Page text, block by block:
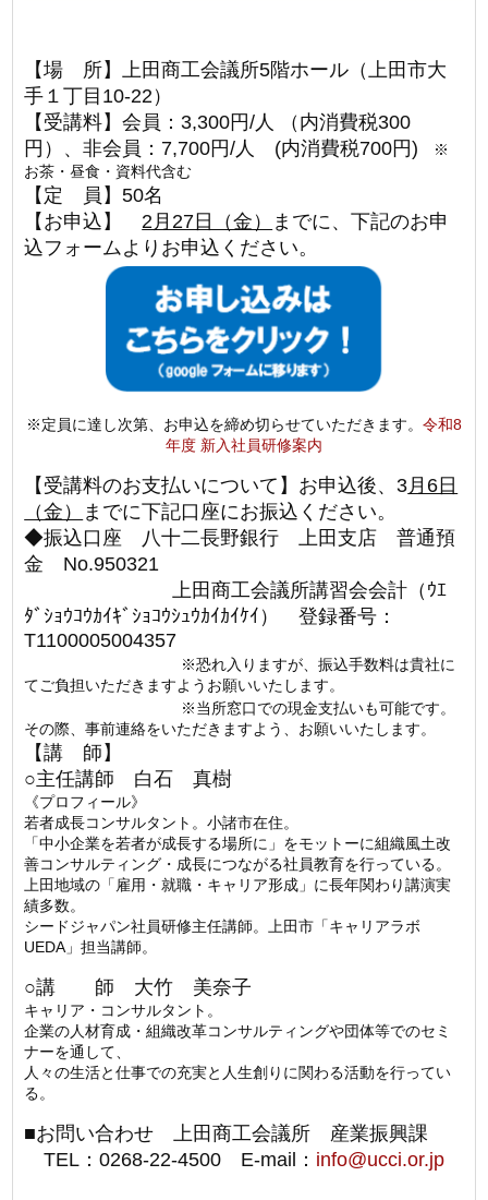
【場 所】上田商工会議所5階ホール（上田市大
手１丁目10-22）
【受講料】会員：3,300円/人 （内消費税300
円）、非会員：7,700円/人 (内消費税700円) ※
お茶・昼食・資料代含む
【定 員】50名
【お申込】 2月27日（金）
までに、下記のお申
込フォームよりお申込ください。
※定員に達し次第、お申込を締め切らせていただきます。 令和8
年度 新入社員研修案内
【受講料のお支払いについて】お申込後、3 月6日
（金）
までに下記口座にお振込ください。
◆振込口座 八十二長野銀行 上田支店 普通預
金 No.950321
上田商工会議所講習会会計（ｳｴ
ﾀﾞｼｮｳｺｳｶｲｷﾞｼｮｺｳｼｭｳｶｲｶｲｹｲ）登録番号：
T1100005004357
※恐れ入りますが、振込手数料は貴社に
てご負担いただきますようお願いいたします。
※当所窓口での現金支払いも可能です。
その際、事前連絡をいただきますよう、お願いいたします。
【講 師】
○主任講師 白石 真樹
《プロフィール》
若者成⾧コンサルタント。小諸市在住。
「中小企業を若者が成⾧する場所に」をモットーに組織風土改
善コンサルティング・成⾧につながる社員教育を行っている。
上田地域の「雇用・就職・キャリア形成」に⾧年関わり講演実
績多数。
シードジャパン社員研修主任講師。上田市「キャリアラボ
UEDA」担当講師。
○講 師 大竹 美奈子
キャリア・コンサルタント。
企業の人材育成・組織改革コンサルティングや団体等でのセミ
ナーを通して、
人々の生活と仕事での充実と人生創りに関わる活動を行ってい
る。
■お問い合わせ 上田商工会議所 産業振興課
TEL：0268-22-4500 E-mail： info@ucci.or.jp